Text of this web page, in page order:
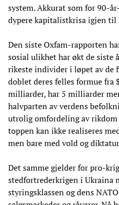
system. Akkurat som for 90-
dypere kapitalistkrisa igjen til
Den siste Oxfam-rapporten
sosial ulikhet har økt de siste
rikeste individer i løpet av de
doblet deres felles formue
milliarder, har 5 milliarder
halvparten av verdens
utrolig omfordeling av
toppen kan ikke realiseres
men bare med vold og
Det samme gjelder for pro-
stedfortrederkrigen i Ukraina
styringsklassen og dens